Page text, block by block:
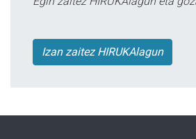
Izan zaitez HIRUKAlagun